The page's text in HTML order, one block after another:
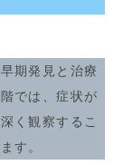
期発見と治療
では、症状が
く観察するこ
す。